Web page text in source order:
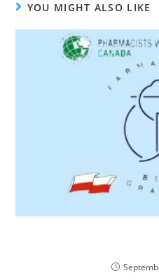
YOU MIGHT ALSO LIKE